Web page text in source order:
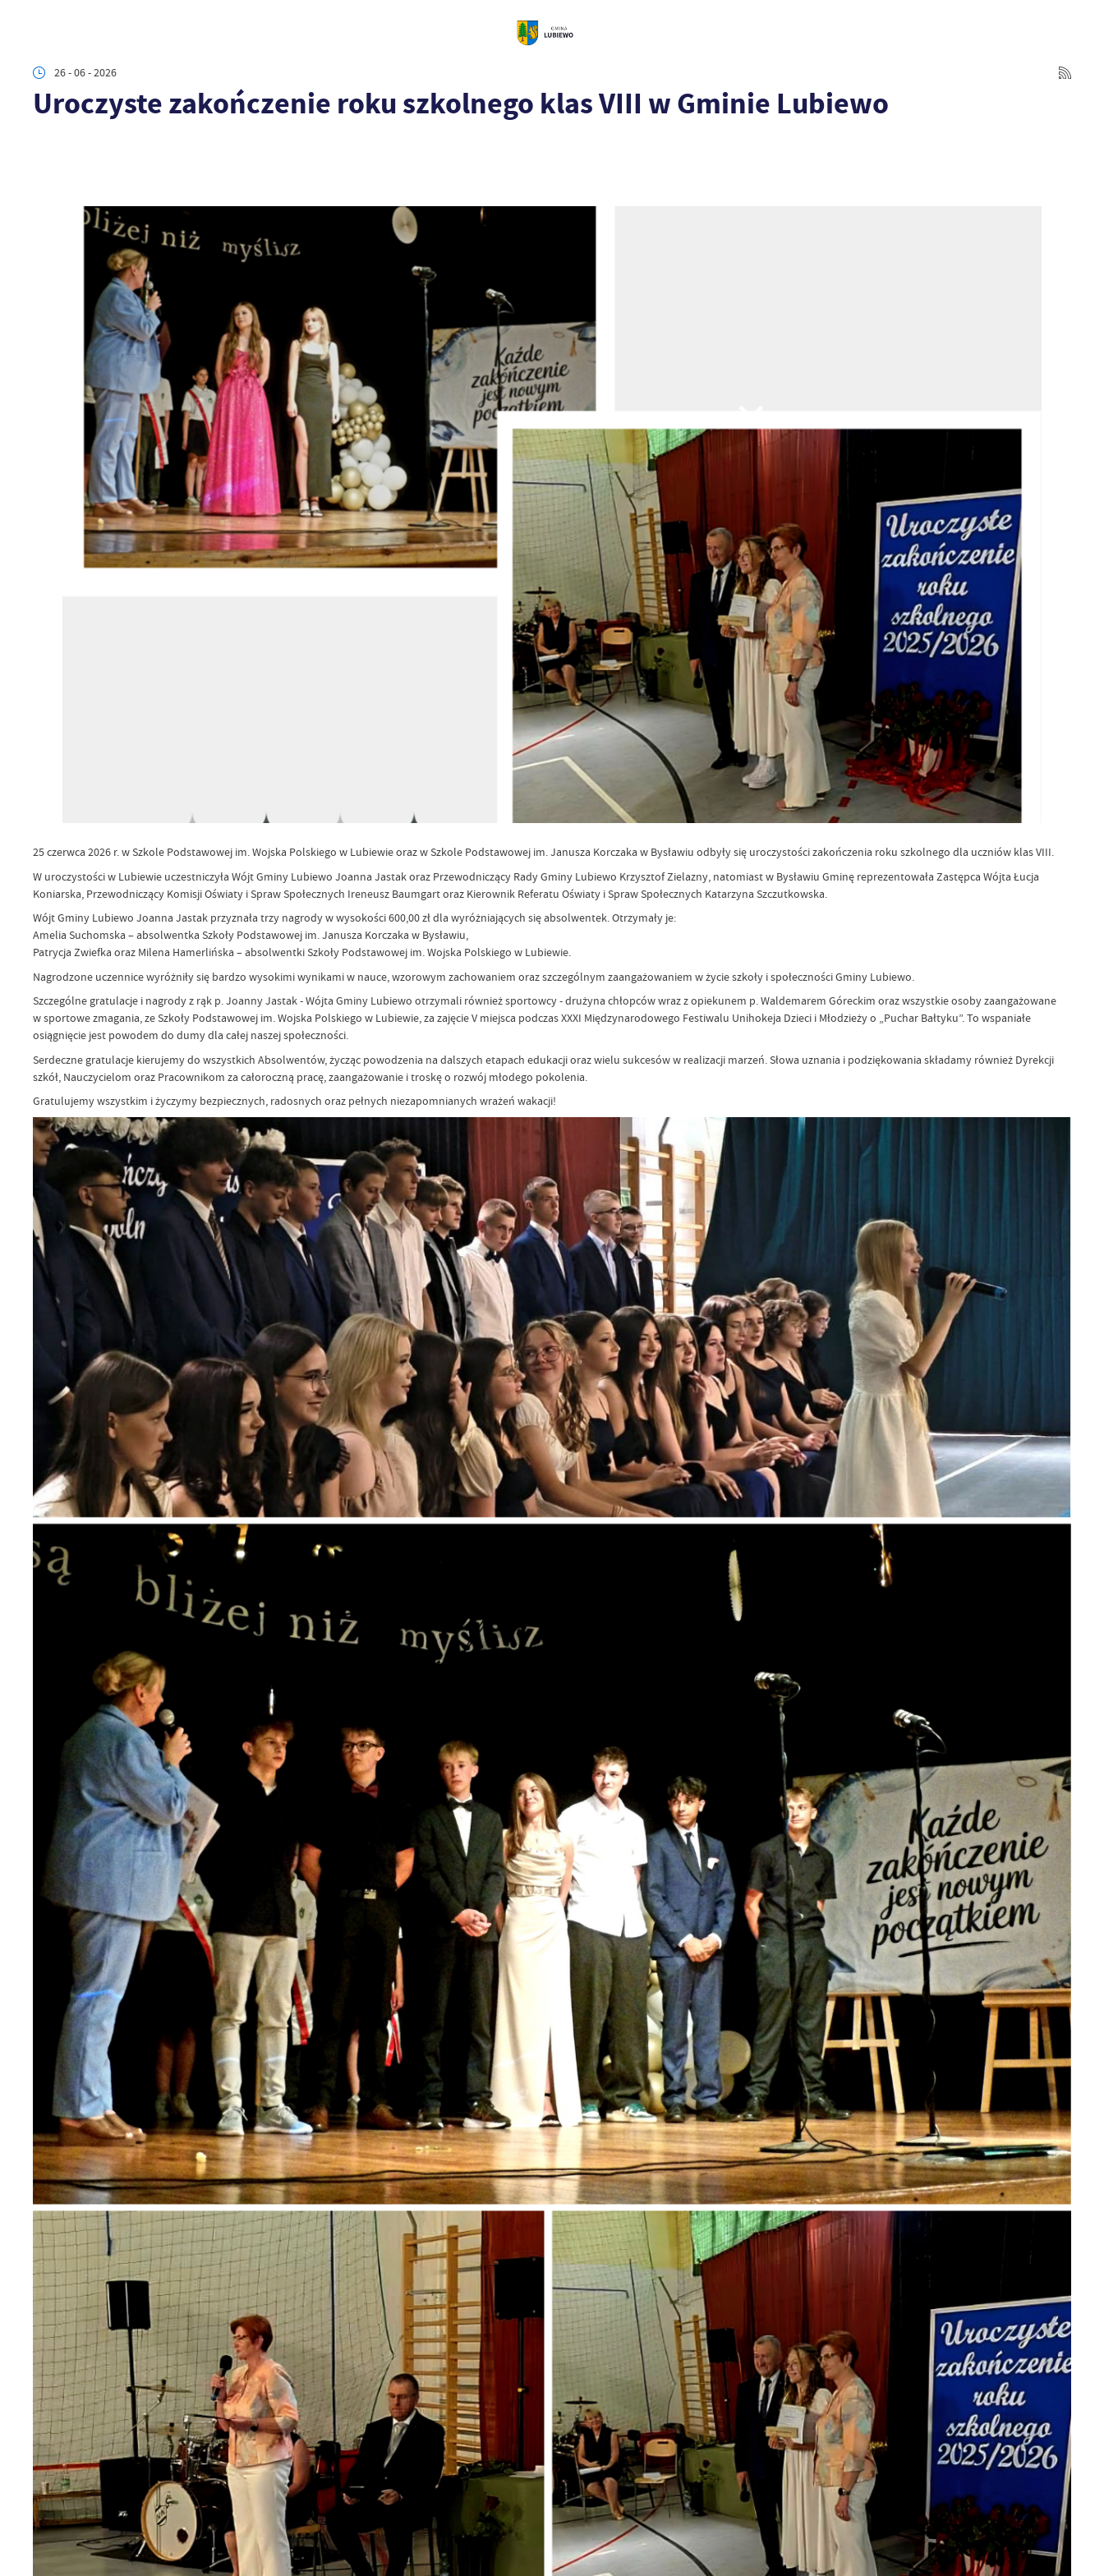
26 - 06 - 2026
Uroczyste zakończenie roku szkolnego klas VIII w Gminie Lubiewo
25 czerwca 2026 r. w Szkole Podstawowej im. Wojska Polskiego w Lubiewie oraz w Szkole Podstawowej im. Janusza Korczaka w Bysławiu odbyły się uroczystości zakończenia roku szkolnego dla uczniów klas VIII.
W uroczystości w Lubiewie uczestniczyła Wójt Gminy Lubiewo Joanna Jastak oraz Przewodniczący Rady Gminy Lubiewo Krzysztof Zielazny, natomiast w Bysławiu Gminę reprezentowała Zastępca Wójta Łucja
Koniarska, Przewodniczący Komisji Oświaty i Spraw Społecznych Ireneusz Baumgart oraz Kierownik Referatu Oświaty i Spraw Społecznych Katarzyna Szczutkowska.
Wójt Gminy Lubiewo Joanna Jastak przyznała trzy nagrody w wysokości 600,00 zł dla wyróżniających się absolwentek. Otrzymały je:
Amelia Suchomska – absolwentka Szkoły Podstawowej im. Janusza Korczaka w Bysławiu,
Patrycja Zwiefka oraz Milena Hamerlińska – absolwentki Szkoły Podstawowej im. Wojska Polskiego w Lubiewie.
Nagrodzone uczennice wyróżniły się bardzo wysokimi wynikami w nauce, wzorowym zachowaniem oraz szczególnym zaangażowaniem w życie szkoły i społeczności Gminy Lubiewo.
Szczególne gratulacje i nagrody z rąk p. Joanny Jastak - Wójta Gminy Lubiewo otrzymali również sportowcy - drużyna chłopców wraz z opiekunem p. Waldemarem Góreckim oraz wszystkie osoby zaangażowane
w sportowe zmagania, ze Szkoły Podstawowej im. Wojska Polskiego w Lubiewie, za zajęcie V miejsca podczas XXXI Międzynarodowego Festiwalu Unihokeja Dzieci i Młodzieży o „Puchar Bałtyku”. To wspaniałe
osiągnięcie jest powodem do dumy dla całej naszej społeczności.
Serdeczne gratulacje kierujemy do wszystkich Absolwentów, życząc powodzenia na dalszych etapach edukacji oraz wielu sukcesów w realizacji marzeń. Słowa uznania i podziękowania składamy również Dyrekcji
szkół, Nauczycielom oraz Pracownikom za całoroczną pracę, zaangażowanie i troskę o rozwój młodego pokolenia.
Gratulujemy wszystkim i życzymy bezpiecznych, radosnych oraz pełnych niezapomnianych wrażeń wakacji!